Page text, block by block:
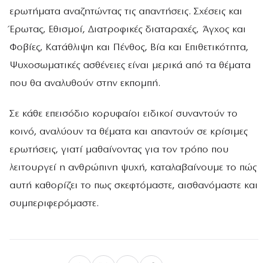
ερωτήματα αναζητώντας τις απαντήσεις. Σχέσεις και
Έρωτας, Εθισμοί, Διατροφικές διαταραχές, Άγχος και
Φοβίες, Κατάθλιψη και Πένθος, Βία και Επιθετικότητα,
Ψυχοσωματικές ασθένειες είναι μερικά από τα θέματα
που θα αναλυθούν στην εκπομπή.
Σε κάθε επεισόδιο κορυφαίοι ειδικοί συναντούν το
κοινό, αναλύουν τα θέματα και απαντούν σε κρίσιμες
ερωτήσεις, γιατί μαθαίνοντας για τον τρόπο που
λειτουργεί η ανθρώπινη ψυχή, καταλαβαίνουμε το πώς
αυτή καθορίζει το πως σκεφτόμαστε, αισθανόμαστε και
συμπεριφερόμαστε.